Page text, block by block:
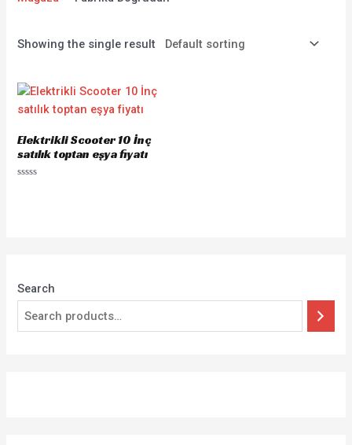
Search
Showing the single result
Elektrikli Scooter 10 İnç
satılık toptan eşya fiyatı